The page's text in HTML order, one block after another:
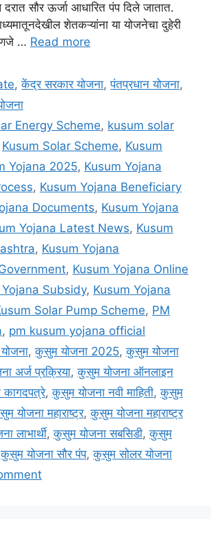
सौर ऊर्जा आधारित पंप दिले जातात.
शेतकऱ्यांना या योजनेचा दुहेरी
… Read more
,केंद्र सरकार योजना,पंतप्रधान योजना,
Energy Scheme, kusum solar
Kusum Solar Scheme, Kusum
Yojana 2025, Kusum Yojana
, Kusum Yojana Beneficiary
Documents, Kusum Yojana
Yojana Latest News, Kusum
, Kusum Yojana
, Kusum Yojana Online
Subsidy, Kusum Yojana
Solar Pump Scheme, PM
, pm kusum yojana official
,कुसुम योजना 2025,कुसुम योजना
अर्ज प्रक्रिया,कुसुम योजना ऑनलाइन
,कुसुम योजना नवी माहिती,कुसुम
योजना महाराष्ट्र,कुसुम योजना महाराष्ट्र
लाभार्थी,कुसुम योजना सबसिडी,कुसुम
कुसुम योजना सौर पंप,कुसुम सोलर योजना